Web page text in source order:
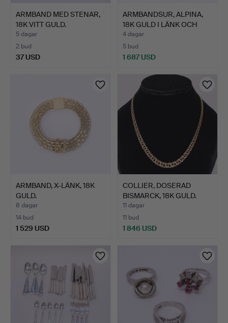
ARMBAND MED STENAR,
18K VITT GULD.
5 dagar
2 bud
37 USD
ARMBANDSUR, ALPINA,
18K GULD I LÄNK OCH
BO…
4 dagar
5 bud
1 687 USD
ARMBAND, X-LÄNK, 18K
GULD.
8 dagar
14 bud
1 529 USD
COLLIER, DOSERAD
BISMARCK, 18K GULD.
11 dagar
11 bud
1 846 USD